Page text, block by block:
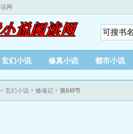
网
玄幻小说 修真小说 都市小说
> 玄幻小说 > 修魂记 > 第849节